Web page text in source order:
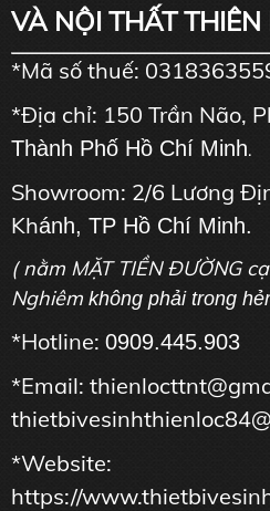
VÀ NỘI THẤT THIÊN
*Mã số thuế:
*Địa chỉ: 150 Trần Não,
Thành Phố Hồ Chí Minh.
Showroom: 2/6 Lương
Khánh, TP Hồ Chí Minh.
( nằm MẶT TIỀN ĐƯỜNG
Nghiêm không phải trong
*Hotline: 0909.445.903
*Email:
*Website:
https://